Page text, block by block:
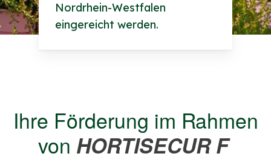
Nordrhein-Westfalen
eingereicht werden.
Ihre Förderung im Rahmen
von HORTISECUR F